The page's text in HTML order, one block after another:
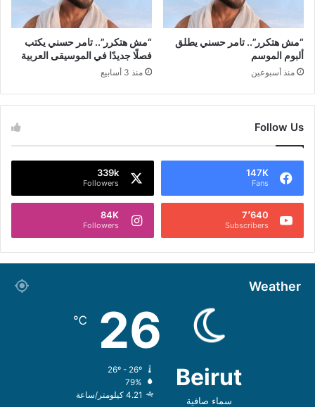
“مش هتكرر”.. تامر حسني يطلق
ألبوم الموسم
منذ أسبوعين
“مش هتكرر”.. تامر حسني يكتب
فصلًا جديدًا في الموسيقى العربية
منذ 3 أسابيع
Follow Us
147K
Fans
339k
Followers
7٬640
Subscribers
84K
Followers
Weather
Beirut
سماء صافية
26
℃
79%
4.21 كيلومتر/ساعة